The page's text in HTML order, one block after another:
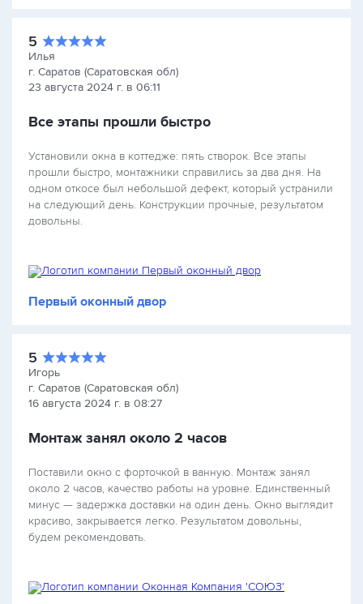
5
Илья
г. Саратов (Саратовская обл)
23 августа 2024 г. в 06:11
Все этапы прошли быстро
Установили окна в коттедже: пять створок. Все этапы
прошли быстро, монтажники справились за два дня. На
одном откосе был небольшой дефект, который устранили
на следующий день. Конструкции прочные, результатом
довольны.
Первый оконный двор
5
Игорь
г. Саратов (Саратовская обл)
16 августа 2024 г. в 08:27
Монтаж занял около 2 часов
Поставили окно с форточкой в ванную. Монтаж занял
около 2 часов, качество работы на уровне. Единственный
минус — задержка доставки на один день. Окно выглядит
красиво, закрывается легко. Результатом довольны,
будем рекомендовать.